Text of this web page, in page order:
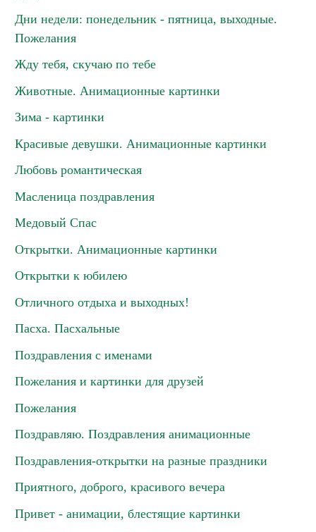
Дни недели: понедельник - пятница, выходные.
Пожелания
Жду тебя, скучаю по тебе
Животные. Анимационные картинки
Зима - картинки
Красивые девушки. Анимационные картинки
Любовь романтическая
Масленица поздравления
Медовый Спас
Открытки. Анимационные картинки
Открытки к юбилею
Отличного отдыха и выходных!
Пасха. Пасхальные
Поздравления с именами
Пожелания и картинки для друзей
Пожелания
Поздравляю. Поздравления анимационные
Поздравления-открытки на разные праздники
Приятного, доброго, красивого вечера
Привет - анимации, блестящие картинки